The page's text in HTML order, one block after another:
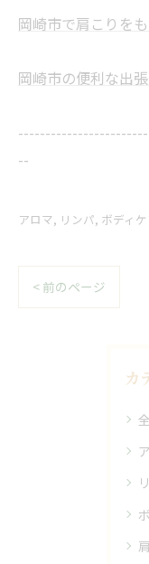
岡崎市で肩こりを
岡崎市の便利な出
--
アロマ リンパ ボディ
< 前のページ
カ